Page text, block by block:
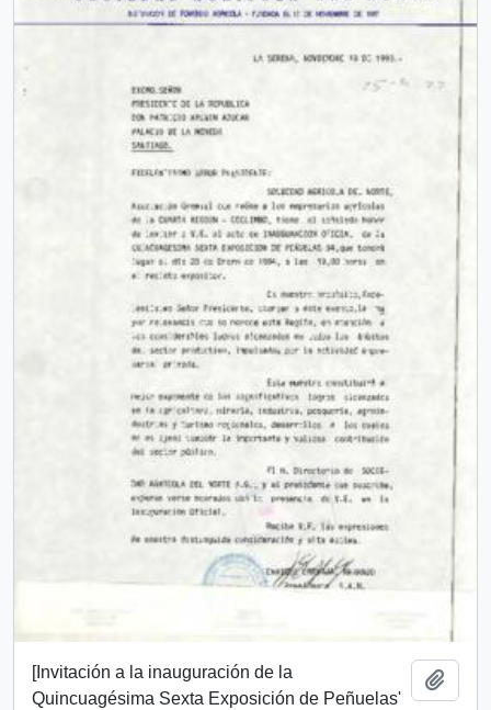
[Invitación a la inauguración de la
Quincuagésima Sexta Exposición de Peñuelas'